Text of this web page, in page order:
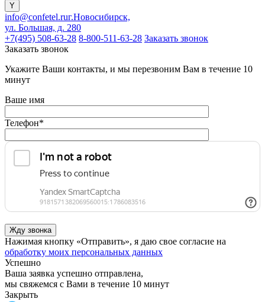
info@confetel.ruг.Новосибирск,
ул. Большая, д. 280
+7(495) 508-63-28 8-800-511-63-28 Заказать звонок
Заказать звонок
Укажите Ваши контакты, и мы перезвоним Вам в течение 10
минут
Ваше имя
Телефон*
Нажимая кнопку «Отправить», я даю свое согласие на
обработку моих персональных данных
Успешно
Ваша заявка успешно отправлена,
мы свяжемся с Вами в течение 10 минут
Закрыть